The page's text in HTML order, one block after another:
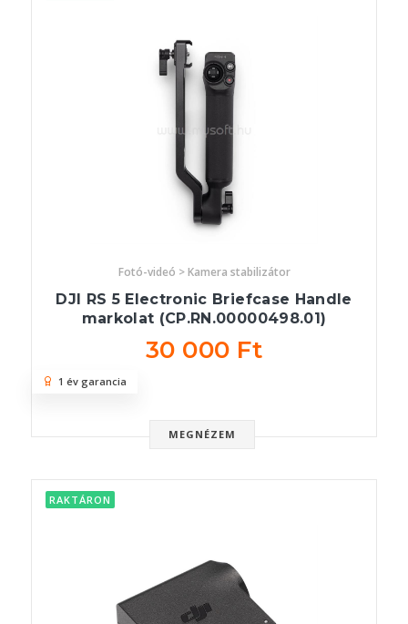
Fotó-videó > Kamera stabilizátor
DJI RS 5 Electronic Briefcase Handle
markolat (CP.RN.00000498.01)
30 000 Ft
MEGNÉZEM
1 év garancia
RAKTÁRON